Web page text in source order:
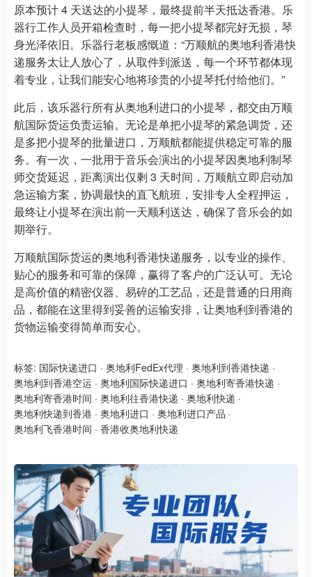
原本预计 4 天送达的小提琴，最终提前半天抵达香港。乐
器行工作人员开箱检查时，每一把小提琴都完好无损，琴
身光泽依旧。乐器行老板感慨道：“万顺航的奥地利香港快
递服务太让人放心了，从取件到派送，每一个环节都体现
着专业，让我们能安心地将珍贵的小提琴托付给他们。”
此后，该乐器行所有从奥地利进口的小提琴，都交由万顺
航国际货运负责运输。无论是单把小提琴的紧急调货，还
是多把小提琴的批量进口，万顺航都能提供稳定可靠的服
务。有一次，一批用于音乐会演出的小提琴因奥地利制琴
师交货延迟，距离演出仅剩 3 天时间，万顺航立即启动加
急运输方案，协调最快的直飞航班，安排专人全程押运，
最终让小提琴在演出前一天顺利送达，确保了音乐会的如
期举行。
万顺航国际货运的奥地利香港快递服务，以专业的操作、
贴心的服务和可靠的保障，赢得了客户的广泛认可。无论
是高价值的精密仪器、易碎的工艺品，还是普通的日用商
品，都能在这里得到妥善的运输安排，让奥地利到香港的
货物运输变得简单而安心。
标签: 国际快递进口 · 奥地利FedEx代理 · 奥地利到香港快递 ·
奥地利到香港空运 · 奥地利国际快递进口 · 奥地利寄香港快递 ·
奥地利寄香港时间 · 奥地利往香港快递 · 奥地利快递 ·
奥地利快递到香港 · 奥地利进口 · 奥地利进口产品 ·
奥地利飞香港时间 · 香港收奥地利快递